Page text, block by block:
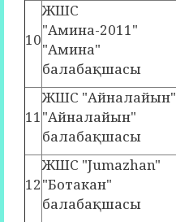
10
ЖШС
"Амина-2011"
"Амина"
балабақшасы
11
ЖШС "Айналайын"
"Айналайын"
балабақшасы
12
ЖШС "Jumazhan"
"Ботакан"
балабақшасы